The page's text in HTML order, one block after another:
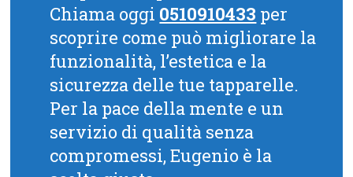
Chiama oggi 0510910433 per
scoprire come può migliorare la
funzionalità, l’estetica e la
sicurezza delle tue tapparelle.
Per la pace della mente e un
servizio di qualità senza
compromessi, Eugenio è la